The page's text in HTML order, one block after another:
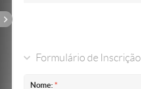
Formulário de Inscrição
Nome: